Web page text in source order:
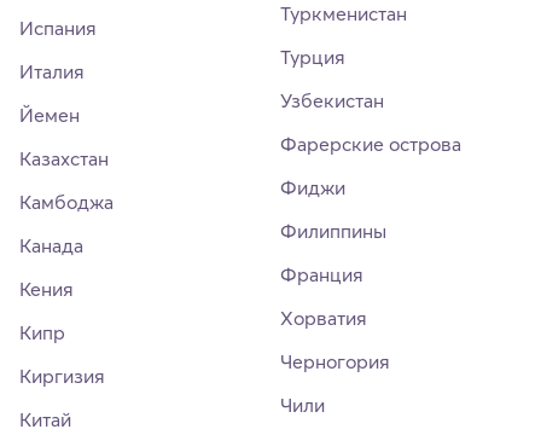
Испания
Италия
Йемен
Казахстан
Камбоджа
Канада
Кения
Кипр
Киргизия
Китай
Туркменистан
Турция
Узбекистан
Фарерские острова
Фиджи
Филиппины
Франция
Хорватия
Черногория
Чили